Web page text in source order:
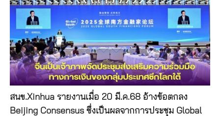
สนข.Xinhua รายงานเมื่อ 20 มี.ค.68 อ้างข้อตกลง
Beijing Consensus ซึ่งเป็นผลจากการประชุม Global